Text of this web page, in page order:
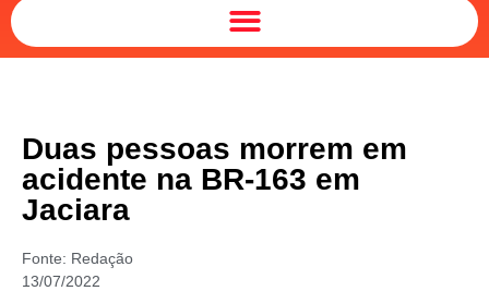
Duas pessoas morrem em
acidente na BR-163 em
Jaciara
Fonte: Redação
13/07/2022